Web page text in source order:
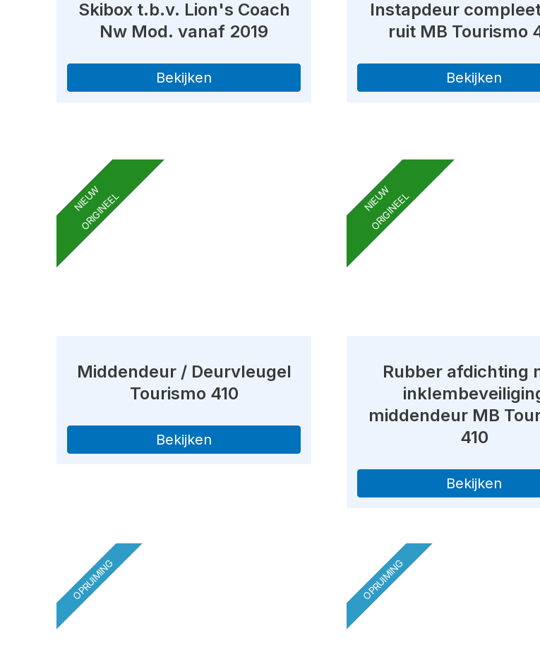
Skibox t.b.v. Lion's Coach
Nw Mod. vanaf 2019
Bekijken
Instapdeur
ruit MB Tourismo
Bekijken
NIEUW
ORIGINEEL
Middendeur / Deurvleugel
Tourismo 410
Bekijken
NIEUW
ORIGINEEL
Rubber afdichting
middendeur MB
410
Bekijken
OPRUIMING OPRUIMING